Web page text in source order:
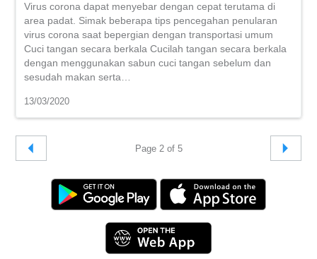
Virus corona dapat menyebar dengan cepat terutama di
area padat. Simak beberapa tips pencegahan penularan
virus corona saat bepergian dengan transportasi umum
Cuci tangan secara berkala Cucilah tangan secara berkala
dengan menggunakan sabun cuci tangan sebelum dan
sesudah makan serta…
13/03/2020
Page 2 of 5